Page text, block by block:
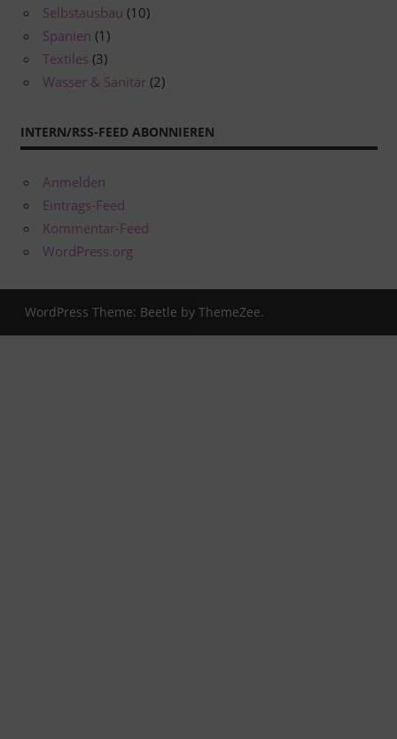
Selbstausbau (10)
Spanien (1)
Textiles (3)
Wasser & Sanitär (2)
INTERN/RSS-FEED ABONNIEREN
Anmelden
Eintrags-Feed
Kommentar-Feed
WordPress.org
WordPress Theme: Beetle by ThemeZee.